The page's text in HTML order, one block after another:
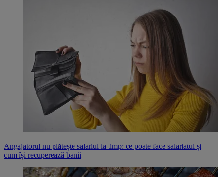
Angajatorul nu plătește salariul la timp: ce poate face salariatul și
cum își recuperează banii